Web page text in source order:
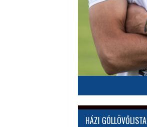
HÁZI GÓLLÖVŐLISTA